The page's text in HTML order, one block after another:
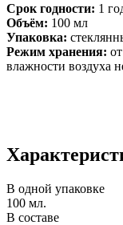
Срок годности: 1
Объём: 100 мл
Упаковка:
Режим хранения:
влажности воздуха
В одной упаковке
100 мл.
В составе